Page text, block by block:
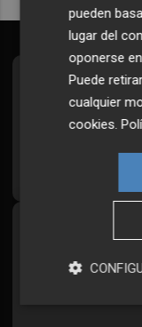
Todos los
Plaza
pueden
lugar del
oponerse
Puede
cualquier
cookies.